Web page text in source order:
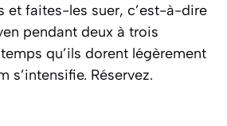
et faites-les suer, c’est-à-dire
pendant deux à trois
qu’ils dorent légèrement
s’intensifie. Réservez.